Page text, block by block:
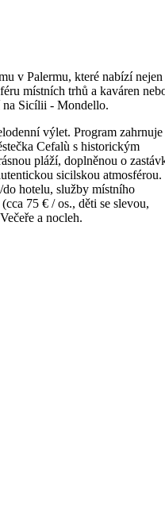
v Palermu, které nabízí nejen
místních trhů a kaváren
na Sicílii - Mondello.
výlet. Program zahrnuje
Cefalù s historickým
pláží, doplněnou o
sicilskou atmosférou.
hotelu, služby místního
75 € / os., děti se slevou,
a nocleh.